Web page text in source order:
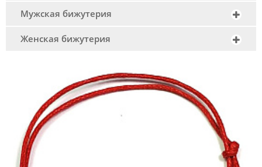
Мужская бижутерия
Женская бижутерия